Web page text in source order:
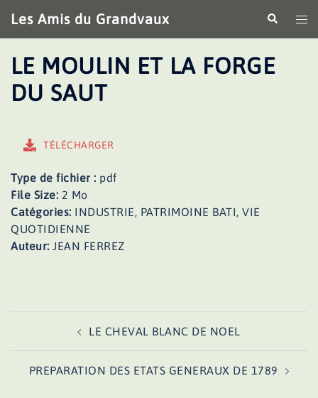
au
contenu
Les Amis du Grandvaux
le
LE MOULIN ET LA FORGE
DU SAUT
TÉLÉCHARGER
Type de fichier : pdf
File Size: 2 Mo
Catégories: INDUSTRIE, PATRIMOINE BATI, VIE
QUOTIDIENNE
Auteur: JEAN FERREZ
LE CHEVAL BLANC DE NOEL
PREPARATION DES ETATS GENERAUX DE 1789